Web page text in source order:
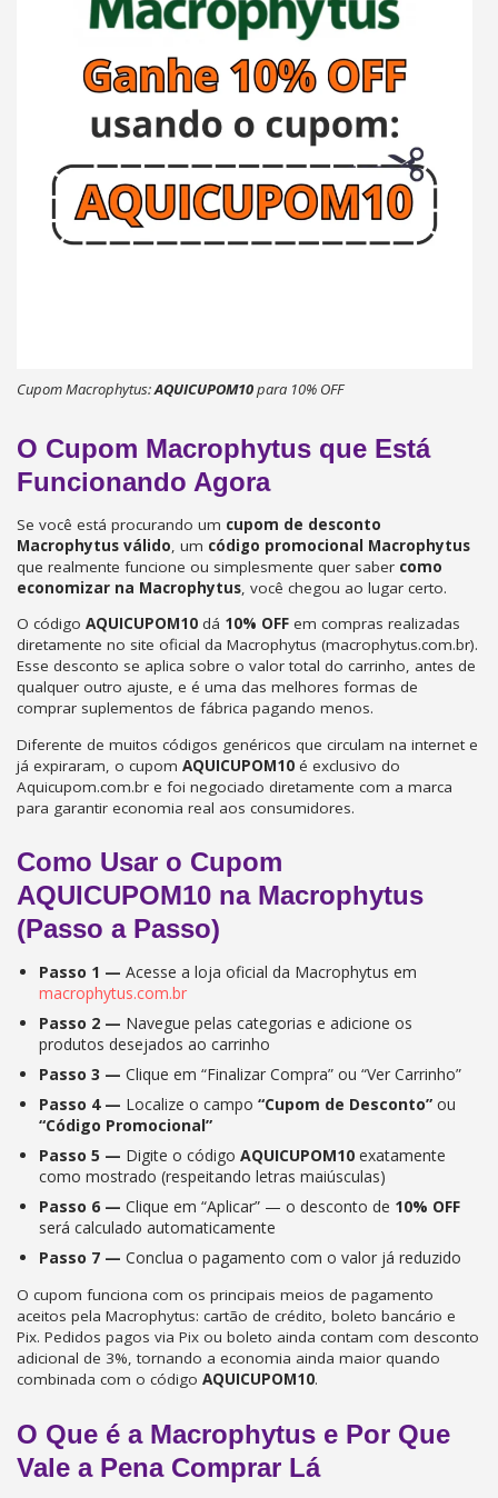
Cupom Macrophytus:AQUICUPOM10para 10% OFF
O Cupom Macrophytus que Está
Funcionando Agora
Se você está procurando um cupom de desconto
Macrophytus válido, um código promocional Macrophytus
que realmente funcione ou simplesmente quer saber como
economizar na Macrophytus, você chegou ao lugar certo.
O código AQUICUPOM10 dá 10% OFF em compras realizadas
diretamente no site oficial da Macrophytus (macrophytus.com.br).
Esse desconto se aplica sobre o valor total do carrinho, antes de
qualquer outro ajuste, e é uma das melhores formas de
comprar suplementos de fábrica pagando menos.
Diferente de muitos códigos genéricos que circulam na internet e
já expiraram, o cupom AQUICUPOM10 é exclusivo do
Aquicupom.com.br e foi negociado diretamente com a marca
para garantir economia real aos consumidores.
Como Usar o Cupom
AQUICUPOM10 na Macrophytus
(Passo a Passo)
Passo 1 — Acesse a loja oficial da Macrophytus em
macrophytus.com.br
Passo 2 — Navegue pelas categorias e adicione os
produtos desejados ao carrinho
Passo 3 — Clique em “Finalizar Compra” ou “Ver Carrinho”
Passo 4 — Localize o campo “Cupom de Desconto” ou
“Código Promocional”
Passo 5 — Digite o código AQUICUPOM10 exatamente
como mostrado (respeitando letras maiúsculas)
Passo 6 — Clique em “Aplicar” — o desconto de 10% OFF
será calculado automaticamente
Passo 7 — Conclua o pagamento com o valor já reduzido
O cupom funciona com os principais meios de pagamento
aceitos pela Macrophytus: cartão de crédito, boleto bancário e
Pix. Pedidos pagos via Pix ou boleto ainda contam com desconto
adicional de 3%, tornando a economia ainda maior quando
combinada com o código AQUICUPOM10.
O Que é a Macrophytus e Por Que
Vale a Pena Comprar Lá